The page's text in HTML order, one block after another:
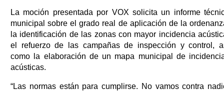
La moción presentada por VOX solicita un informe
municipal sobre el grado real de aplicación de la
la identificación de las zonas con mayor incidencia
el refuerzo de las campañas de inspección y control,
como la elaboración de un mapa municipal de
acústicas.
“Las normas están para cumplirse. No vamos contra